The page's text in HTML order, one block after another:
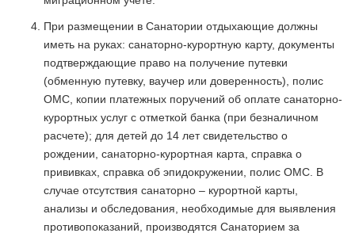
При размещении в Санатории отдыхающие должны
иметь на руках: санаторно-курортную карту, документы
подтверждающие право на получение путевки
(обменную путевку, ваучер или доверенность), полис
ОМС, копии платежных поручений об оплате санаторно-
курортных услуг с отметкой банка (при безналичном
расчете); для детей до 14 лет свидетельство о
рождении, санаторно-курортная карта, справка о
прививках, справка об эпидокружении, полис ОМС. В
случае отсутствия санаторно – курортной карты,
анализы и обследования, необходимые для выявления
противопоказаний, производятся Санаторием за